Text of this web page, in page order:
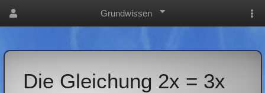
Grundwissen
Die Gleichung 2x = 3x